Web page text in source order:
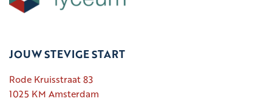
JOUW STEVIGE START
Rode Kruisstraat 83
1025 KM Amsterdam